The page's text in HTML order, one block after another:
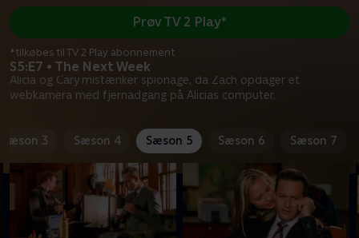
S5:E7 • The Next Week
Alicia og Cary mistænker spionage, da Zach opdager et
webkamera med fjernadgang på Alicias computer.
Prøv TV 2 Play*
*tilkøbes til TV 2 Play abonnement
Sæson 3 Sæson 4 Sæson 5 Sæson 6 Sæson 7